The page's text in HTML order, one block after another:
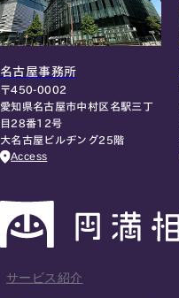
名古屋事務所
〒450-0002
愛知県名古屋市中村区名駅三丁
目28番12号
大名古屋ビルヂング25階
Access
サービス紹介